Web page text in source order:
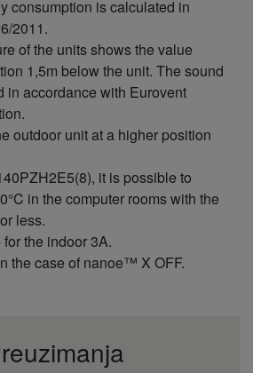
0,24
1,55
213
5,6
1,5
6,5
7,89
1,19
consumption is calculated in
2011.
of the units shows the value
1,5m below the unit. The sound
in accordance with Eurovent
outdoor unit at a higher position
it is possible to
in the computer rooms with the
less.
the indoor 3A.
the case of nanoe™ X OFF.